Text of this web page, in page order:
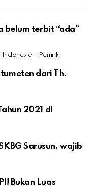
belum terbit “ada”
– Pemilik
dari Th.
2021 di
Sarusun, wajib
Bukan Luas